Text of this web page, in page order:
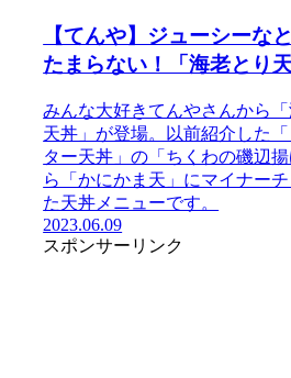
【てんや】ジューシーな
たまらない！「海老とり天
みんな大好きてんやさんから「
天丼」が登場。以前紹介した
ター天丼」の「ちくわの磯辺
ら「かにかま天」にマイナー
た天丼メニューです。
2023.06.09
スポンサーリンク